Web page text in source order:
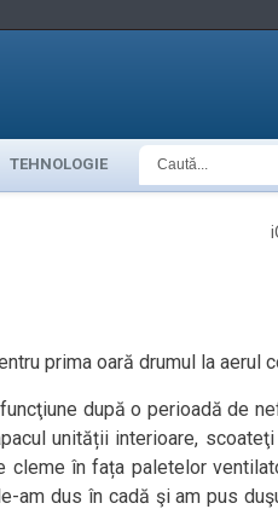
TEHNOLOGIE
prima oară drumul la aerul
după o perioadă de
unității interioare,
cleme în fața paletelor
am dus în cadă şi am pus